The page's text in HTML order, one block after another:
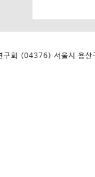
연구회 (04376) 서